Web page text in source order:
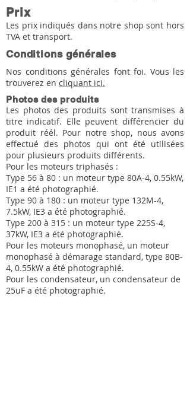
Prix
Les prix indiqués dans notre shop sont hors
TVA et transport.
Conditions générales
Nos conditions générales font foi. Vous les
trouverez en cliquant ici.
Photos des produits
Les photos des produits sont transmises à
titre indicatif. Elle peuvent différencier du
produit réél. Pour notre shop, nous avons
effectué des photos qui ont été utilisées
pour plusieurs produits différents.
Pour les moteurs triphasés :
Type 56 à 80 : un moteur type 80A-4, 0.55kW,
IE1 a été photographié.
Type 90 à 180 : un moteur type 132M-4,
7.5kW, IE3 a été photographié.
Type 200 à 315 : un moteur type 225S-4,
37kW, IE3 a été photographié.
Pour les moteurs monophasé, un moteur
monophasé à démarage standard, type 80B-
4, 0.55kW a été photographié.
Pour les condensateur, un condensateur de
25uF a été photographié.